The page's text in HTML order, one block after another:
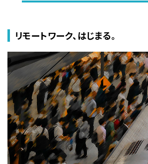
リモートワーク、はじまる。